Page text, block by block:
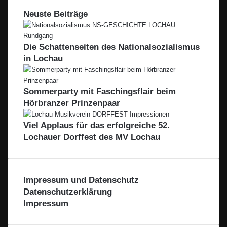
h
t
l
k
A
L
–
A
u
s
R
e
g
i
n
F
ü
r
i
e
r
u
G
m
b
H
f
R
e
i
n
e
r
n
B
o
d
e
n
s
e
e
-
e
b
l
a
Neuste Beiträge
Die Schattenseiten des Nationalsozialismus
in Lochau
Sommerparty mit Faschingsflair beim
Hörbranzer Prinzenpaar
Viel Applaus für das erfolgreiche 52.
Lochauer Dorffest des MV Lochau
Impressum und Datenschutz
Datenschutzerklärung
Impressum